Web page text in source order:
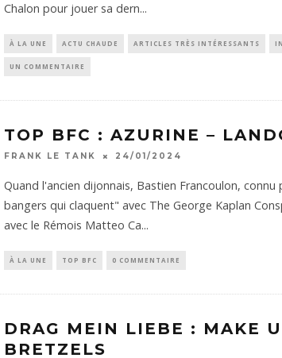
Chalon pour jouer sa dern...
À LA UNE ACTU CHAUDE ARTICLES TRÈS INTÉRESSANTS
UN COMMENTAIRE
TOP BFC : AZURINE –
FRANK LE TANK 24/01/2024
Quand l'ancien dijonnais, Bastien Francoulon,
bangers qui claquent" avec The George Kaplan
avec le Rémois Matteo Ca...
À LA UNE TOP BFC 0 COMMENTAIRE
DRAG MEIN LIEBE : MAKE
BRETZELS